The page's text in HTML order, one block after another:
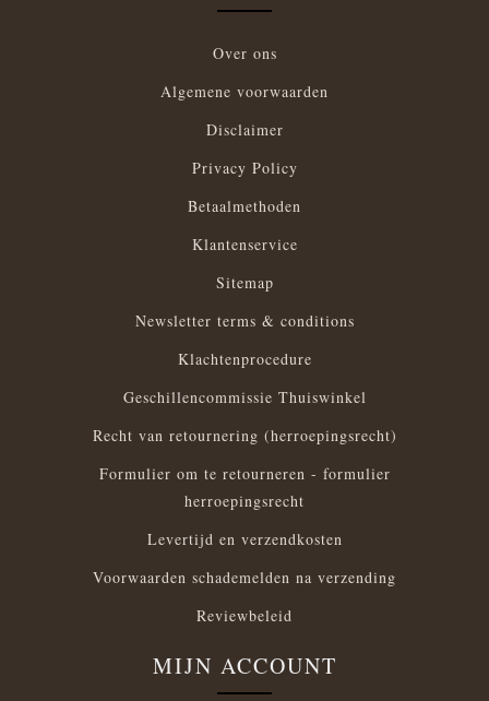
Over ons
Algemene voorwaarden
Disclaimer
Privacy Policy
Betaalmethoden
Klantenservice
Sitemap
Newsletter terms & conditions
Klachtenprocedure
Geschillencommissie Thuiswinkel
Recht van retournering (herroepingsrecht)
Formulier om te retourneren - formulier
herroepingsrecht
Levertijd en verzendkosten
Voorwaarden schademelden na verzending
Reviewbeleid
MIJN ACCOUNT